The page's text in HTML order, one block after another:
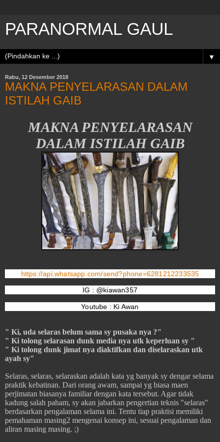
PARANORMAL GAUL
▼
Rabu, 12 Desember 2018
MAKNA PENYELARASAN DALAM
ISTILAH GAIB
MAKNA PENYELARASAN
DALAM ISTILAH GAIB
https://api.whatsapp.com/send?phone=6281212233535
IG : @kiawan357
Youtube : Ki Awan
" Ki, uda selaras belum sama sy pusaka nya ?"
" Ki tolong selarasan dunk media nya utk keperluan sy "
" Ki tolong dunk jimat nya diaktifkan dan diselaraskan utk
ayah sy"
Selaras, selaras, selaraskan adalah kata yg banyak sy dengar selama
praktik kebatinan. Dari orang awam, sampai yg biasa maen
perjimatan biasanya familiar dengan kata tersebut. Agar tidak
kadung salah paham, sy akan jabarkan pengertian teknis "selaras"
berdasarkan pengalaman selama ini. Tentu tiap praktisi memiliki
pemahaman masing2 mengenai konsep ini, sesuai pengalaman dan
aliran masing masing. ;)